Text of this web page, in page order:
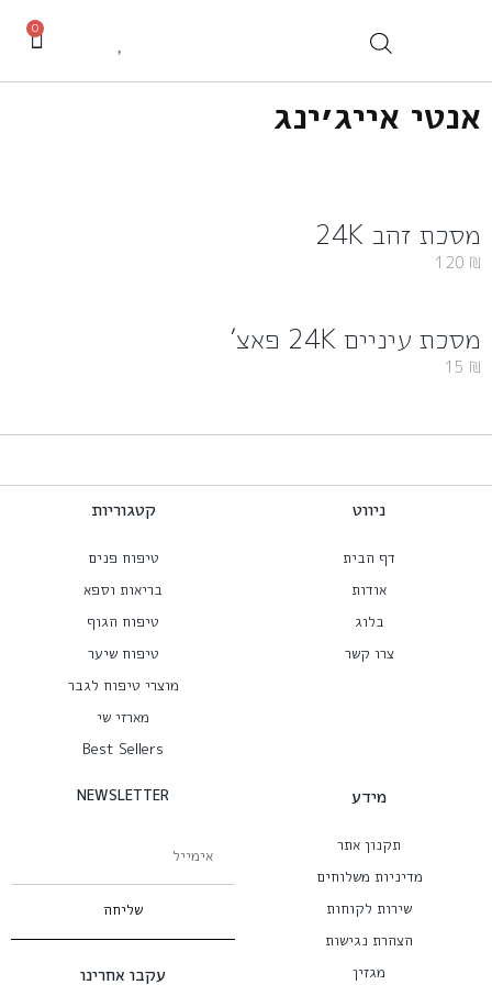
0
אנטי אייג׳ינג
מסכת זהב 24K
120 ₪
מסכת עיניים 24K פאצ’
15 ₪
ניווט
דף הבית
אודות
בלוג
צרו קשר
קטגוריות
טיפוח פנים
בריאות וספא
טיפוח הגוף
טיפוח שיער
מוצרי טיפוח לגבר
מארזי שי
Best Sellers
מידע
תקנון אתר
מדיניות משלוחים
שירות לקוחות
הצהרת נגישות
מגזין
NEWSLETTER
שליחה
עקבו אחרינו